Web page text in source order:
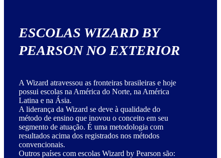
ESCOLAS WIZARD BY
PEARSON NO EXTERIOR
A Wizard atravessou as fronteiras brasileiras e hoje
possui escolas na América do Norte, na América
Latina e na Ásia.
A liderança da Wizard se deve à qualidade do
método de ensino que inovou o conceito em seu
segmento de atuação. É uma metodologia com
resultados acima dos registrados nos métodos
convencionais.
Outros países com escolas Wizard by Pearson são: